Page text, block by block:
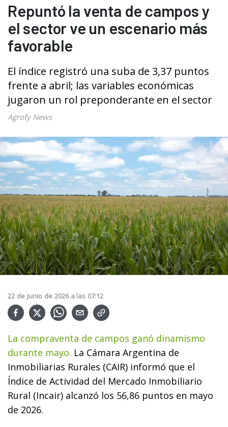
Repuntó la venta de campos y
el sector ve un escenario más
favorable
El índice registró una suba de 3,37 puntos
frente a abril; las variables económicas
jugaron un rol preponderante en el sector
Agrofy News
22 de Junio de 2026 a las 07:12
La compraventa de campos ganó dinamismo
durante mayo. La Cámara Argentina de
Inmobiliarias Rurales (CAIR) informó que el
Índice de Actividad del Mercado Inmobiliario
Rural (Incair) alcanzó los 56,86 puntos en mayo
de 2026.